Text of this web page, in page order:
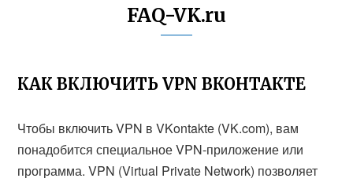
FAQ-VK.ru
КАК ВКЛЮЧИТЬ VPN ВКОНТАКТЕ
Чтобы включить VPN в VKontakte (VK.com), вам
понадобится специальное VPN-приложение или
программа. VPN (Virtual Private Network) позволяет